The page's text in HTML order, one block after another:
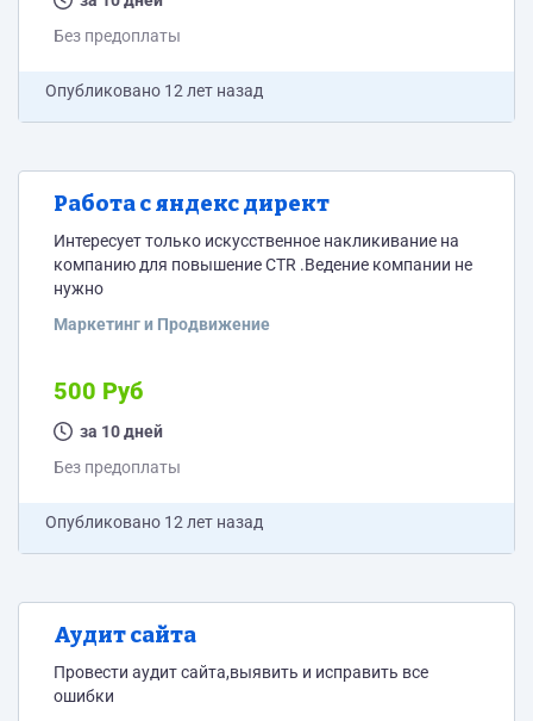
Без предоплаты
Опубликовано 12 лет назад
Работа с яндекс директ
Интересует только искусственное накликивание на
компанию для повышение CTR .Ведение компании не
нужно
Маркетинг и Продвижение
500 Руб
за 10 дней
Без предоплаты
Опубликовано 12 лет назад
Аудит сайта
Провести аудит сайта,выявить и исправить все
ошибки